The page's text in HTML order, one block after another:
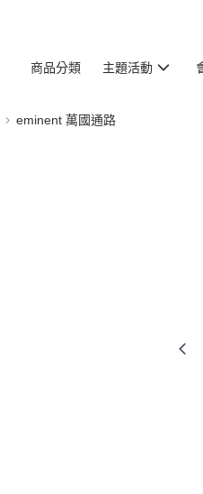
商品分類 主題活動
eminent 萬國通路